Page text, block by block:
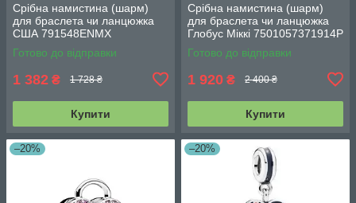
Срібна намистина (шарм)
для браслета чи ланцюжка
США 791548ENMX
Готово до відправки
1 382 ₴ 1 728 ₴
Купити
Срібна намистина (шарм)
для браслета чи ланцюжка
Глобус Міккі 7501057371914P
Готово до відправки
1 920 ₴ 2 400 ₴
Купити
–20% –20%